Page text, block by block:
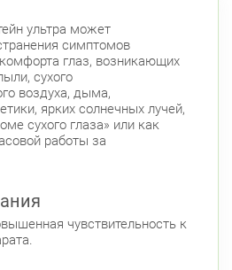
д.143 Круглосуточно
61 Круглосуточно
пр.
пр.
пр. 67 Круглосуточно
пр.
ультра может
симптомов
глаз, возникающих
сухого
воздуха, дыма,
ярких солнечных лучей,
сухого глаза» или как
работы за
чувствительность к